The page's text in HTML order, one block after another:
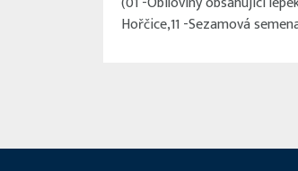
Hořčice,11 -Sezamová